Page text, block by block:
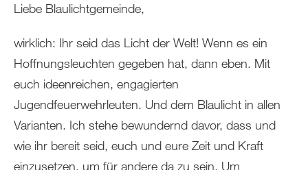
Liebe Blaulichtgemeinde,
wirklich: Ihr seid das Licht der Welt! Wenn es ein
Hoffnungsleuchten gegeben hat, dann eben. Mit
euch ideenreichen, engagierten
Jugendfeuerwehrleuten. Und dem Blaulicht in allen
Varianten. Ich stehe bewundernd davor, dass und
wie ihr bereit seid, euch und eure Zeit und Kraft
einzusetzen, um für andere da zu sein. Um